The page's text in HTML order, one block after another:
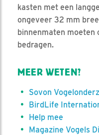
kasten met een
ongeveer 32 mm
binnenmaten moeten
bedragen.
MEER WETEN?
Sovon
BirdLife
Help mee
Magazine Vogels